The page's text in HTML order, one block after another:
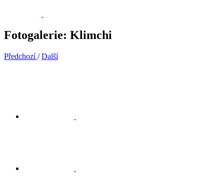
Fotogalerie: Klimchi
Předchozí / Další